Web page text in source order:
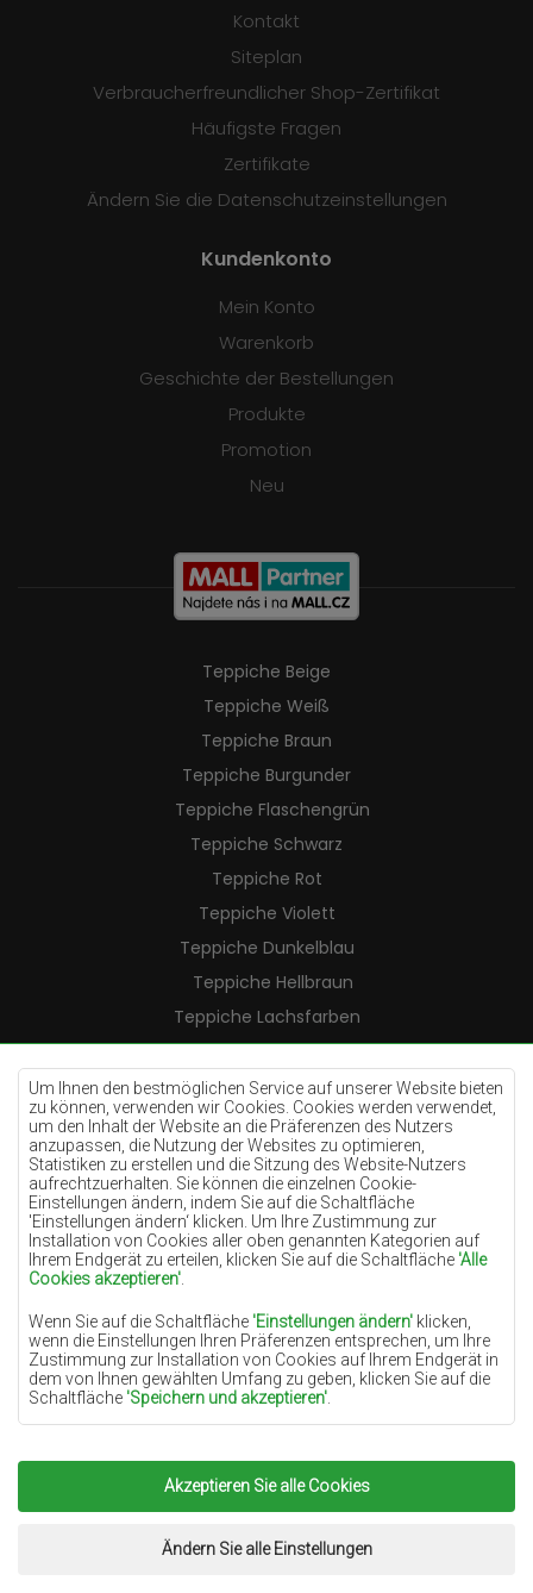
Um Ihnen den bestmöglichen Service auf unserer Website bieten
zu können, verwenden wir Cookies. Cookies werden verwendet,
um den Inhalt der Website an die Präferenzen des Nutzers
anzupassen, die Nutzung der Websites zu optimieren,
Statistiken zu erstellen und die Sitzung des Website-Nutzers
aufrechtzuerhalten. Sie können die einzelnen Cookie-
Einstellungen ändern, indem Sie auf die Schaltfläche
'Einstellungen ändern‘ klicken. Um Ihre Zustimmung zur
Installation von Cookies aller oben genannten Kategorien auf
Ihrem Endgerät zu erteilen, klicken Sie auf die Schaltfläche 'Alle
Cookies akzeptieren'
Wenn Sie auf die Schaltfläche 'Einstellungen ändern' klicken,
wenn die Einstellungen Ihren Präferenzen entsprechen, um Ihre
Zustimmung zur Installation von Cookies auf Ihrem Endgerät in
dem von Ihnen gewählten Umfang zu geben, klicken Sie auf die
Schaltfläche 'Speichern und akzeptieren'
Grundlage für die Verarbeitung das berechtigte Interesse des
Datenverwalters (TEPPICHECHEMEX) oder Dritter in Form der
Bereitstellung qualitativ hochwertiger Dienste auf unserer
Website und der Marketingaktivitäten des Datenverwalters und
seiner vertrauenswürdigen Partner.
Akzeptieren Sie alle Cookies
Ändern Sie alle Einstellungen
Kontakt
Siteplan
Verbraucherfreundlicher Shop-Zertifikat
Häufigste Fragen
Zertifikate
Ändern Sie die Datenschutzeinstellungen
Kundenkonto
Mein Konto
Warenkorb
Geschichte der Bestellungen
Produkte
Promotion
Neu
Teppiche Beige
Teppiche Weiß
Teppiche Braun
Teppiche Burgunder
Teppiche Flaschengrün
Teppiche Schwarz
Teppiche Rot
Teppiche Violett
Teppiche Dunkelblau
Teppiche Hellbraun
Teppiche Lachsfarben
Teppiche Cremefarben
Teppiche Lilac
Teppiche Gelb
Teppiche Pfefferminz
Teppiche Blau
Teppiche Orange
Teppiche Rosa
Teppiche Terrakotte
Teppiche Grün
Teppiche Golden
Copyright 2022Teppiche Chemex.Alle Rechte
Umsetzung:www.dimax.pl